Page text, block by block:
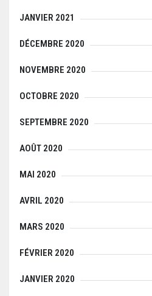
JANVIER 2021
DÉCEMBRE 2020
NOVEMBRE 2020
OCTOBRE 2020
SEPTEMBRE 2020
AOÛT 2020
MAI 2020
AVRIL 2020
MARS 2020
FÉVRIER 2020
JANVIER 2020